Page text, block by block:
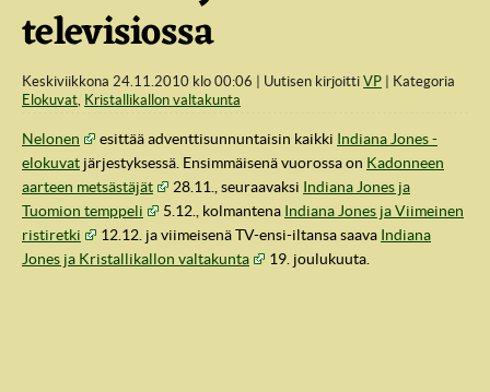
televisiossa
Keskiviikkona 24.11.2010 klo 00:06 Uutisen kirjoitti VP
Kategoria
Elokuvat, Kristallikallon valtakunta
Nelonen esittää adventtisunnuntaisin kaikki Indiana Jones -
elokuvat järjestyksessä. Ensimmäisenä vuorossa on Kadonneen
aarteen metsästäjät
28.11., seuraavaksi Indiana Jones ja
Tuomion temppeli
5.12., kolmantena Indiana Jones ja Viimeinen
ristiretki
12.12. ja viimeisenä TV-ensi-iltansa saava Indiana
Jones ja Kristallikallon valtakunta
19. joulukuuta.